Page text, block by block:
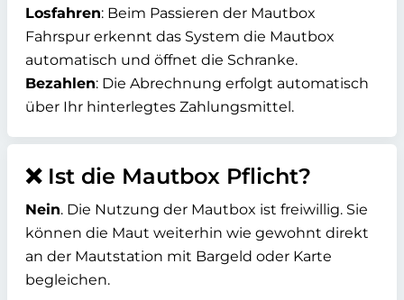
Losfahren: Beim Passieren der Mautbox
Fahrspur erkennt das System die Mautbox
automatisch und öffnet die Schranke.
Bezahlen: Die Abrechnung erfolgt automatisch
über Ihr hinterlegtes Zahlungsmittel.
❌ Ist die Mautbox Pflicht?
Nein. Die Nutzung der Mautbox ist freiwillig. Sie
können die Maut weiterhin wie gewohnt direkt
an der Mautstation mit Bargeld oder Karte
begleichen.